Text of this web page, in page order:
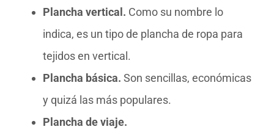
Plancha vertical. Como su nombre lo
indica, es un tipo de plancha de ropa para
tejidos en vertical.
Plancha básica. Son sencillas, económicas
y quizá las más populares.
Plancha de viaje.